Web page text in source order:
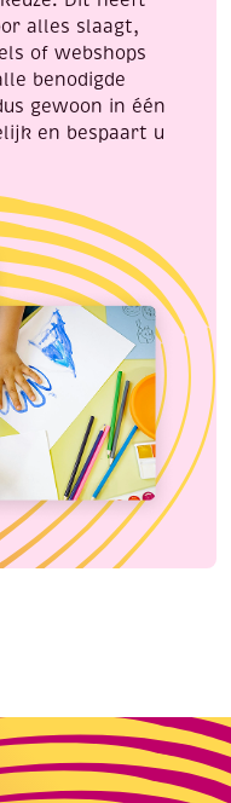
alles slaagt,
of webshops
benodigde
gewoon in één
en bespaart u